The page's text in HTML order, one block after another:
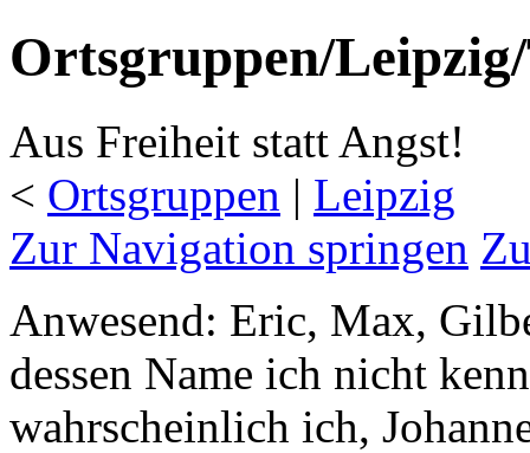
Ortsgruppen/
Aus Freiheit statt Angst!
< Ortsgruppen ‎ | Leipzig
Zur Navigation springen
Anwesend: Eric, Max,
dessen Name ich nicht
wahrscheinlich ich,